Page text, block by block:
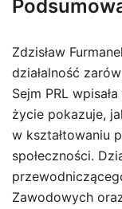
Zdzisław
działalność
Sejm PRL
życie pokazuje,
w kształtowaniu
społeczności.
Zawodowych